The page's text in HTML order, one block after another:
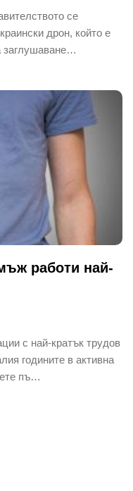
се
дрон, който е
заглушаване…
работи най-
с най-кратък трудов
годините в активна
пъ…